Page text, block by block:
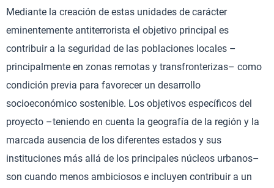
Mediante la creación de estas unidades de carácter
eminentemente antiterrorista el objetivo principal es
contribuir a la seguridad de las poblaciones locales –
principalmente en zonas remotas y transfronterizas– como
condición previa para favorecer un desarrollo
socioeconómico sostenible. Los objetivos específicos del
proyecto –teniendo en cuenta la geografía de la región y la
marcada ausencia de los diferentes estados y sus
instituciones más allá de los principales núcleos urbanos–
son cuando menos ambiciosos e incluyen contribuir a un